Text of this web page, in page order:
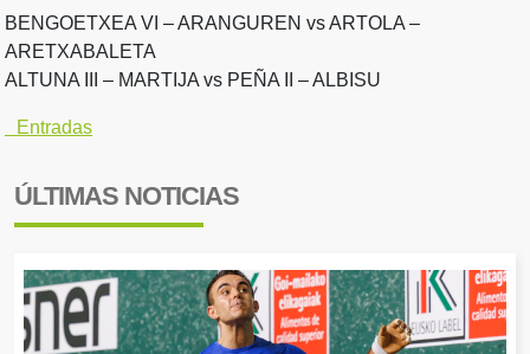
BENGOETXEA VI – ARANGUREN vs ARTOLA –
ARETXABALETA
ALTUNA III – MARTIJA vs PEÑA II – ALBISU
Entradas
ÚLTIMAS NOTICIAS